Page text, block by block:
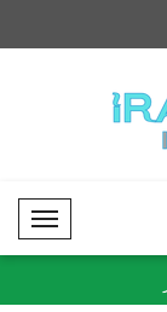
Mobil Menü